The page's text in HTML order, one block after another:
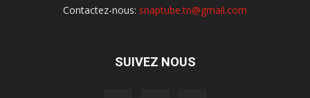
Contactez-nous: snaptube.tn@gmail.com
SUIVEZ NOUS